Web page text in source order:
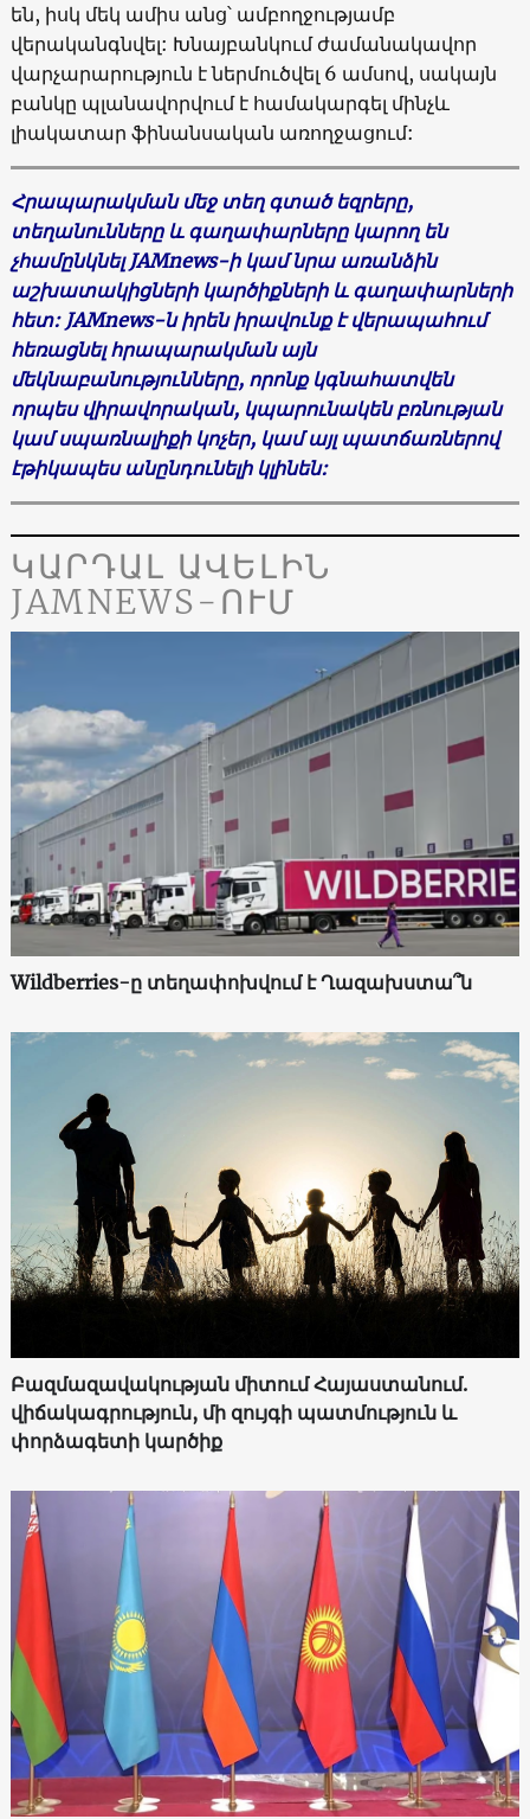
են, իսկ մեկ ամիս անց՝ ամբողջությամբ
վերականգնվել: Խնայբանկում ժամանակավոր
վարչարարություն է ներմուծվել 6 ամսով, սակայն
բանկը պլանավորվում է համակարգել մինչև
լիակատար ֆինանսական առողջացում:
Հրապարակման մեջ տեղ գտած եզրերը,
տեղանունները և գաղափարները կարող են
չհամընկնել JAMnews-ի կամ նրա առանձին
աշխատակիցների կարծիքների և գաղափարների
հետ: JAMnews-ն իրեն իրավունք է վերապահում
հեռացնել հրապարակման այն
մեկնաբանությունները, որոնք կգնահատվեն
որպես վիրավորական, կպարունակեն բռնության
կամ սպառնալիքի կոչեր, կամ այլ պատճառներով
էթիկապես անընդունելի կլինեն:
ԿԱՐԴԱԼ ԱՎԵԼԻՆ
JAMNEWS-ՈՒՄ
Wildberries-ը տեղափոխվում է Ղազախստա՞ն
Բազմազավակության միտում Հայաստանում.
վիճակագրություն, մի զույգի պատմություն և
փորձագետի կարծիք